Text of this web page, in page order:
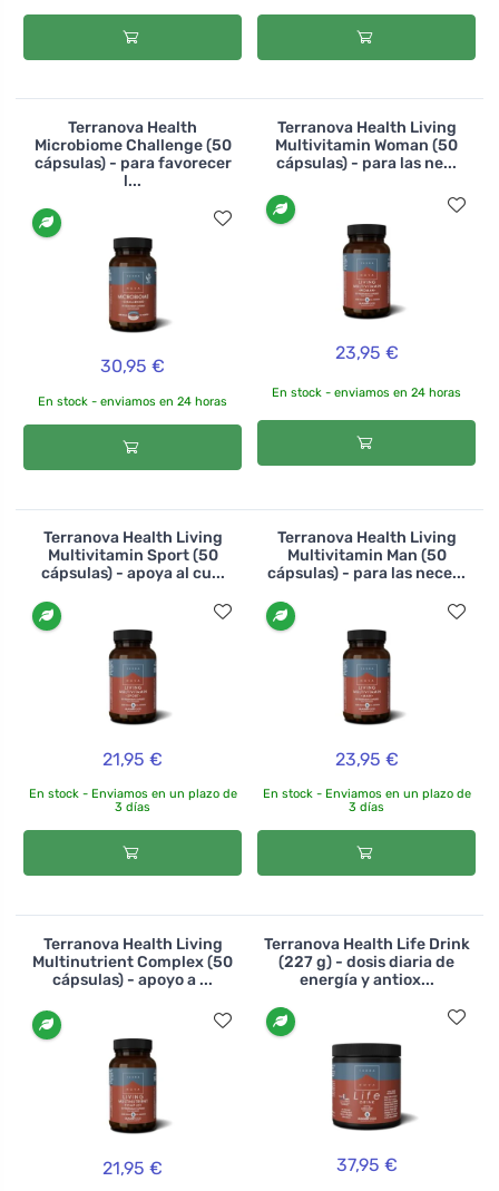
Terranova Health
Microbiome Challenge (50
cápsulas) - para favorecer
l...
30,95 €
En stock - enviamos en 24 horas
Terranova Health Living
Multivitamin Woman (50
cápsulas) - para las ne...
23,95 €
En stock - enviamos en 24 horas
Terranova Health Living
Multivitamin Sport (50
cápsulas) - apoya al cu...
21,95 €
En stock - Enviamos en un plazo de
3 días
Terranova Health Living
Multivitamin Man (50
cápsulas) - para las nece...
23,95 €
En stock - Enviamos en un plazo de
3 días
Terranova Health Living
Multinutrient Complex (50
cápsulas) - apoyo a ...
21,95 €
Terranova Health Life Drink
(227 g) - dosis diaria de
energía y antiox...
37,95 €